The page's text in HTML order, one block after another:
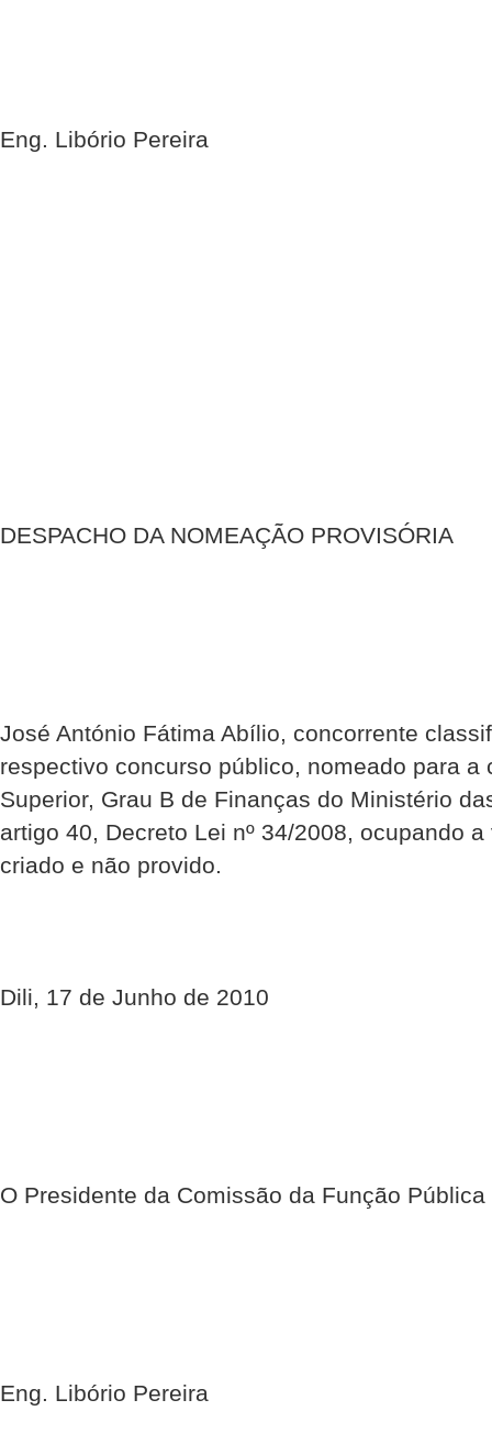
Eng. Libório Pereira
DESPACHO DA NOMEAÇÃO PROVISÓRIA
José António Fátima Abílio, concorrente
respectivo concurso público, nomeado para a
Superior, Grau B de Finanças do Ministério
artigo 40, Decreto Lei nº 34/2008, ocupando
criado e não provido.
Dili, 17 de Junho de 2010
O Presidente da Comissão da Função Pública
Eng. Libório Pereira